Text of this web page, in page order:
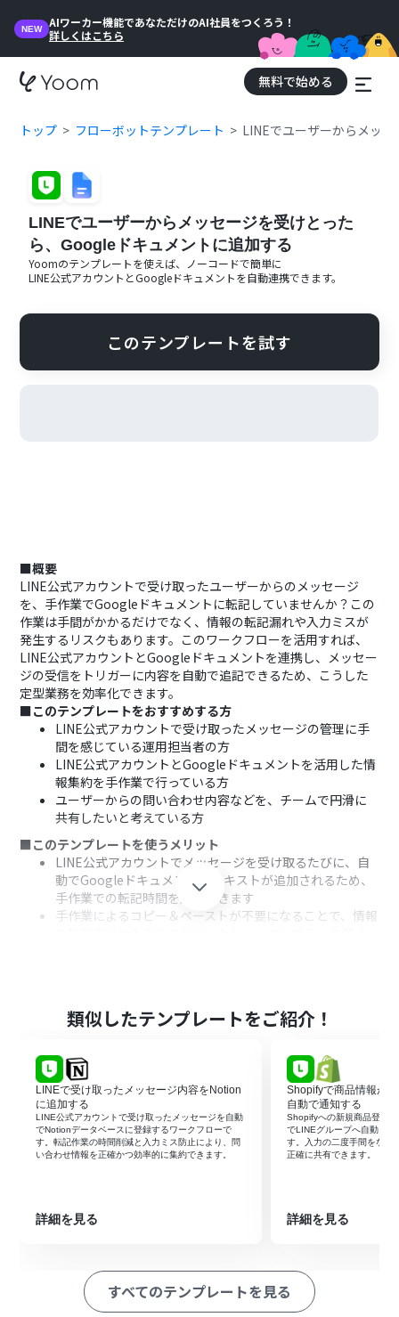
NEW
AIワーカー機能であなただけのAI社員をつくろう！
詳しくはこちら
無料で始める
トップ フローボットテンプレート LINEでユーザーからメッ
LINEでユーザーからメッセージを受けとった
ら、Googleドキュメントに追加する
Yoomのテンプレートを使えば、ノーコードで簡単に
LINE公式アカウント とGoogleドキュメントを自動連携できます。
このテンプレートを試す
■概要
LINE公式アカウントで受け取ったユーザーからのメッセージ
を、手作業でGoogleドキュメントに転記していませんか？この
作業は手間がかかるだけでなく、情報の転記漏れや入力ミスが
発生するリスクもあります。このワークフローを活用すれば、
LINE公式アカウントとGoogleドキュメントを連携し、メッセー
ジの受信をトリガーに内容を自動で追記できるため、こうした
定型業務を効率化できます。
■このテンプレートをおすすめする方
LINE公式アカウントで受け取ったメッセージの管理に手
間を感じている運用担当者の方
LINE公式アカウントとGoogleドキュメントを活用した情
報集約を手作業で行っている方
ユーザーからの問い合わせ内容などを、チームで円滑に
共有したいと考えている方
■このテンプレートを使うメリット
LINE公式アカウントでメッセージを受け取るたびに、自
動でGoogleドキュメントにテキストが追加されるため、
手作業での転記時間を短縮できます
手作業によるコピー＆ペーストが不要になることで、情報
Yoomと連携します
次に、トリガーでLINE公式アカウントを選択し、「ユー
設定します
最後に、オペレーションでGoogleドキュメントを選択
し、「文末にテキストを追加」のアクションを設定しま
す。この設定で、トリガーで受け取ったメッセージ内容を
指定のドキュメントに追記します
※「トリガー」：フロー起動のきっかけとなるアクション、「オ
■このワークフローのカスタムポイント
ださい
追記するテキスト内容は、固定の文言だけでなく、トリ
ガーで取得したLINEのメッセージ本文や送信者情報など
類似したテンプレートをご紹介！
LINEで受け取ったメッセージ内容をNotion
に追加する
LINE公式アカウントで受け取ったメッセージを自動
でNotionデータベースに登録するワークフローで
す。転記作業の時間削減と入力ミス防止により、問
い合わせ情報を正確かつ効率的に集約できます。
詳細を見る
Shopifyで商品情報が
自動で通知する
Shopifyへの新規商品登録
でLINEグループへ自動メ
す。入力の二度手間をなく
正確に共有できます。
詳細を見る
すべてのテンプレートを見る